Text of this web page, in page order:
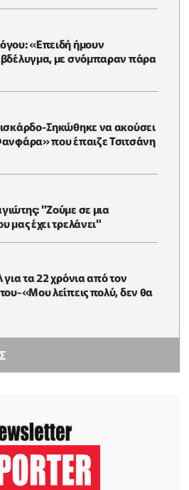
«Επειδή ήμουν
με σνόμπαραν πάρα
Σηκώθηκε να ακούσει
που έπαιζε Τσιτσάνη
"Ζούμε σε μια
μας έχει τρελάνει"
τα 22 χρόνια από τον
«Μου λείπεις πολύ, δεν θα